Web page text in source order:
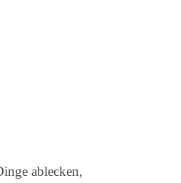
ablecken,